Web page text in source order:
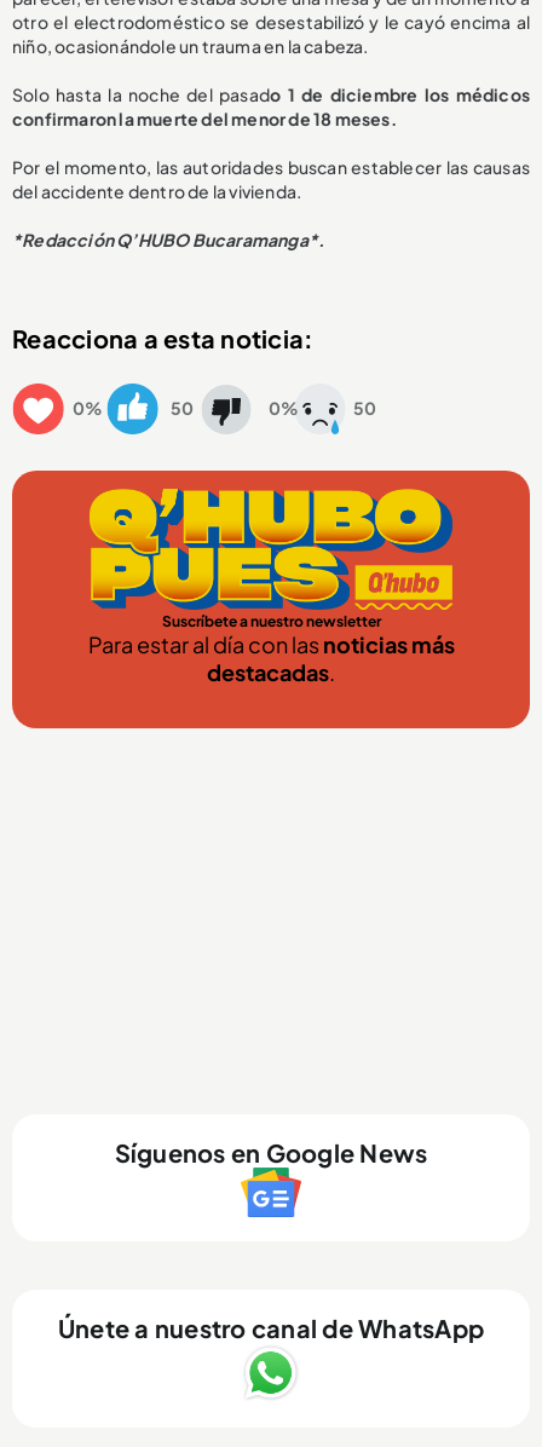
otro el electrodoméstico se desestabilizó y le cayó encima al
niño, ocasionándole un trauma en la cabeza.
Solo hasta la noche del pasado 1 de diciembre los médicos
confirmaron la muerte del menor de 18 meses.
Por el momento, las autoridades buscan establecer las causas
del accidente dentro de la vivienda.
*Redacción Q’HUBO Bucaramanga*.
Reacciona a esta noticia:
0% 50 0% 50
Suscríbete a nuestro newsletter
Para estar al día con lasnoticias más
destacadas.
Síguenos en Google News
Únete a nuestro canal de WhatsApp